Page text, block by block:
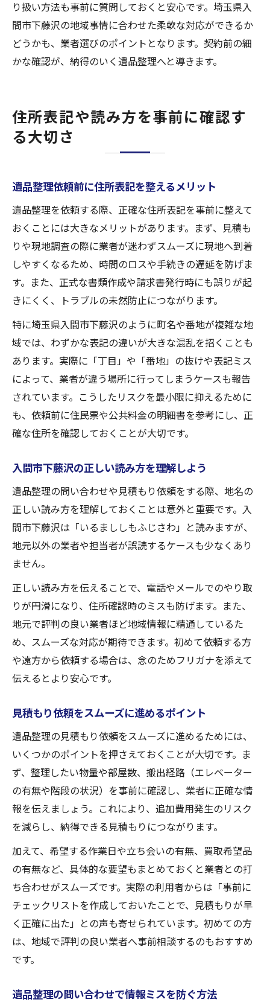
り扱い方法も事前に質問しておくと安心です。埼玉県入
間市下藤沢の地域事情に合わせた柔軟な対応ができるか
どうかも、業者選びのポイントとなります。契約前の細
かな確認が、納得のいく遺品整理へと導きます。
住所表記や読み方を事前に確認す
る大切さ
遺品整理依頼前に住所表記を整えるメリット
遺品整理を依頼する際、正確な住所表記を事前に整えて
おくことには大きなメリットがあります。まず、見積も
りや現地調査の際に業者が迷わずスムーズに現地へ到着
しやすくなるため、時間のロスや手続きの遅延を防げま
す。また、正式な書類作成や請求書発行時にも誤りが起
きにくく、トラブルの未然防止につながります。
特に埼玉県入間市下藤沢のように町名や番地が複雑な地
域では、わずかな表記の違いが大きな混乱を招くことも
あります。実際に「丁目」や「番地」の抜けや表記ミス
によって、業者が違う場所に行ってしまうケースも報告
されています。こうしたリスクを最小限に抑えるために
も、依頼前に住民票や公共料金の明細書を参考にし、正
確な住所を確認しておくことが大切です。
入間市下藤沢の正しい読み方を理解しよう
遺品整理の問い合わせや見積もり依頼をする際、地名の
正しい読み方を理解しておくことは意外と重要です。入
間市下藤沢は「いるまししもふじさわ」と読みますが、
地元以外の業者や担当者が誤読するケースも少なくあり
ません。
正しい読み方を伝えることで、電話やメールでのやり取
りが円滑になり、住所確認時のミスも防げます。また、
地元で評判の良い業者ほど地域情報に精通しているた
め、スムーズな対応が期待できます。初めて依頼する方
や遠方から依頼する場合は、念のためフリガナを添えて
伝えるとより安心です。
見積もり依頼をスムーズに進めるポイント
遺品整理の見積もり依頼をスムーズに進めるためには、
いくつかのポイントを押さえておくことが大切です。ま
ず、整理したい物量や部屋数、搬出経路（エレベーター
の有無や階段の状況）を事前に確認し、業者に正確な情
報を伝えましょう。これにより、追加費用発生のリスク
を減らし、納得できる見積もりにつながります。
加えて、希望する作業日や立ち会いの有無、買取希望品
の有無など、具体的な要望もまとめておくと業者との打
ち合わせがスムーズです。実際の利用者からは「事前に
チェックリストを作成しておいたことで、見積もりが早
く正確に出た」との声も寄せられています。初めての方
は、地域で評判の良い業者へ事前相談するのもおすすめ
です。
遺品整理の問い合わせで情報ミスを防ぐ方法